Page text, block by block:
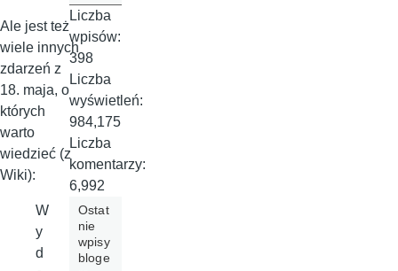
Ale jest też
wiele innych
zdarzeń z
18. maja, o
których
warto
wiedzieć (z
Wiki):
W
y
d
Liczba
wpisów:
398
Liczba
wyświetleń:
984,175
Liczba
komentarzy:
6,992
Ostat
nie
wpisy
bloge